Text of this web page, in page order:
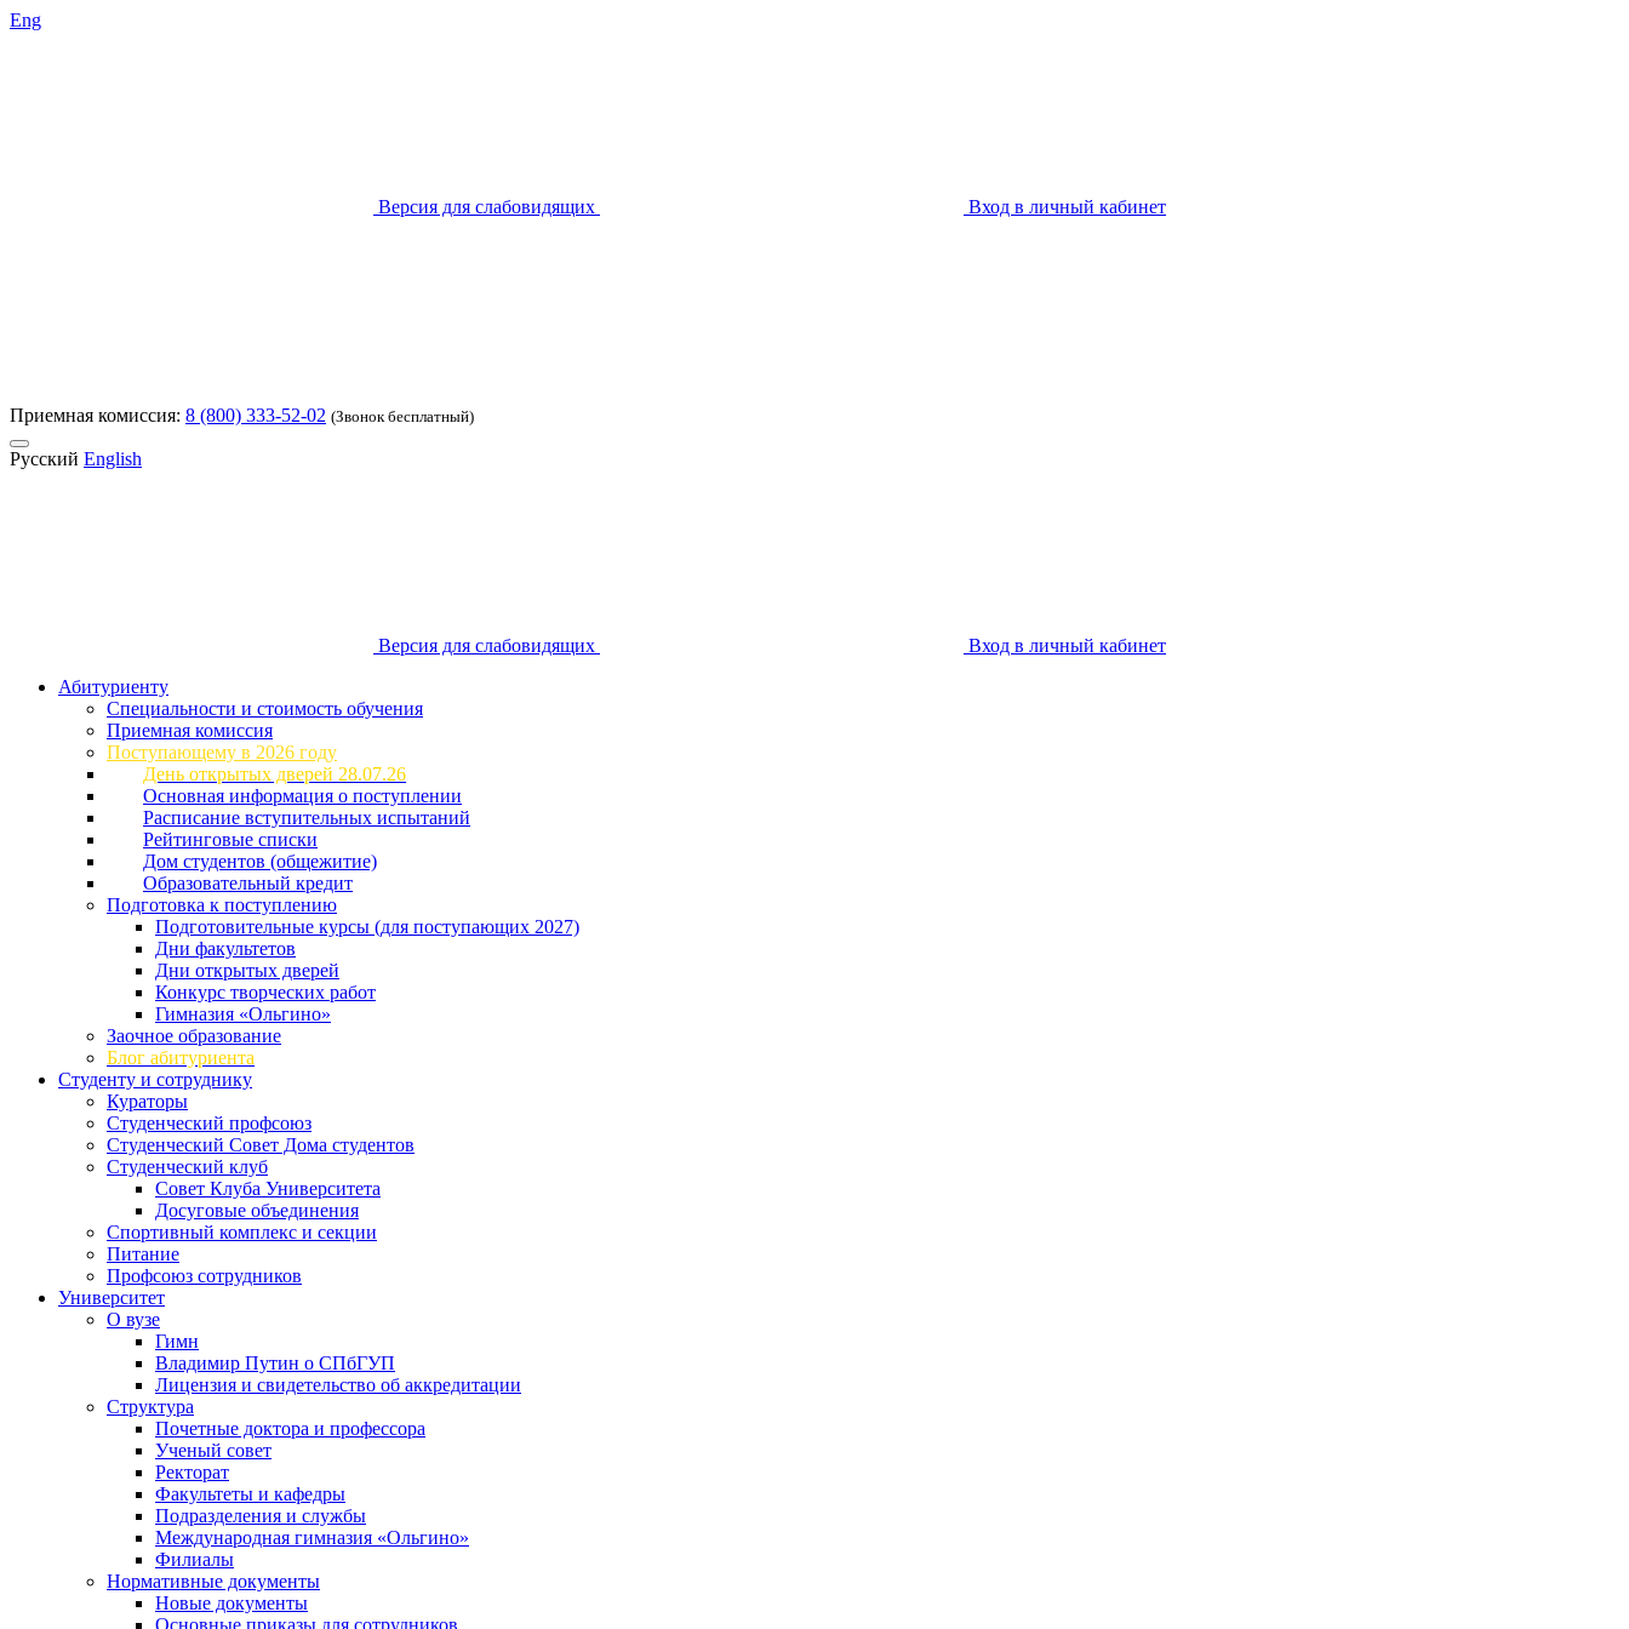
Eng
Версия для слабовидящих Вход в личный кабинет
Приемная комиссия: 8 (800) 333-52-02 (Звонок бесплатный)
Русский English
Версия для слабовидящих
Вход в личный кабинет
Абитуриенту
Специальности и стоимость обучения
Приемная комиссия
Поступающему в 2026 году
День открытых дверей 28.07.26
Основная информация о поступлении
Расписание вступительных испытаний
Рейтинговые списки
Дом студентов (общежитие)
Образовательный кредит
Подготовка к поступлению
Подготовительные курсы (для поступающих 2027)
Дни факультетов
Дни открытых дверей
Конкурс творческих работ
Гимназия «Ольгино»
Заочное образование
Блог абитуриента
Студенту и сотруднику
Кураторы
Студенческий профсоюз
Студенческий Совет Дома студентов
Студенческий клуб
Совет Клуба Университета
Досуговые объединения
Спортивный комплекс и секции
Питание
Профсоюз сотрудников
Университет
О вузе
Гимн
Владимир Путин о СПбГУП
Лицензия и свидетельство об аккредитации
Структура
Почетные доктора и профессора
Ученый совет
Ректорат
Факультеты и кафедры
Подразделения и службы
Международная гимназия «Ольгино»
Филиалы
Нормативные документы
Новые документы
Основные приказы для сотрудников